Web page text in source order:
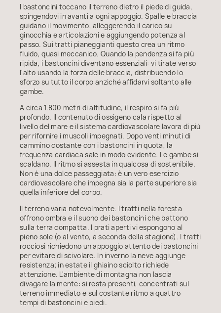
I bastoncini toccano il terreno dietro il piede di guida,
spingendovi in avanti a ogni appoggio. Spalle e braccia
guidano il movimento, alleggerendo il carico su
ginocchia e articolazioni e aggiungendo potenza al
passo. Sui tratti pianeggianti questo crea un ritmo
fluido, quasi meccanico. Quando la pendenza si fa più
ripida, i bastoncini diventano essenziali: vi tirate verso
l'alto usando la forza delle braccia, distribuendo lo
sforzo su tutto il corpo anziché affidarvi soltanto alle
gambe.
A circa 1.800 metri di altitudine, il respiro si fa più
profondo. Il contenuto di ossigeno cala rispetto al
livello del mare e il sistema cardiovascolare lavora di più
per rifornire i muscoli impegnati. Dopo venti minuti di
cammino costante con i bastoncini in quota, la
frequenza cardiaca sale in modo evidente. Le gambe si
scaldano. Il ritmo si assesta in qualcosa di sostenibile.
Non è una dolce passeggiata: è un vero esercizio
cardiovascolare che impegna sia la parte superiore sia
quella inferiore del corpo.
Il terreno varia notevolmente. I tratti nella foresta
offrono ombra e il suono dei bastoncini che battono
sulla terra compatta. I prati aperti vi espongono al
pieno sole (o al vento, a seconda della stagione). I tratti
rocciosi richiedono un appoggio attento dei bastoncini
per evitare di scivolare. In inverno la neve aggiunge
resistenza; in estate il ghiaino sciolto richiede
attenzione. L'ambiente di montagna non lascia
divagare la mente: si resta presenti, concentrati sul
terreno immediato e sul costante ritmo a quattro
tempi di bastoncini e piedi.